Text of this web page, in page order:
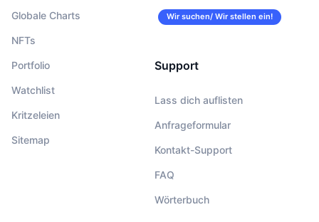
Globale Charts
NFTs
Portfolio
Watchlist
Kritzeleien
Sitemap
Wir suchen/ Wir stellen ein!
Support
Lass dich auflisten
Anfrageformular
Kontakt-Support
FAQ
Wörterbuch